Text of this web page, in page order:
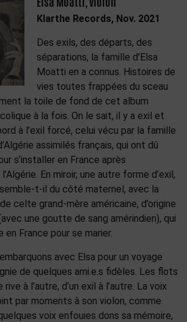
Klarthe Records, Nov. 2021
Des exils, des départs, des
séparations, la famille d’Elsa
Moatti en a connus. Histoires de
vies toutes frappées du sceau
la toile de fond de cet album
à la fois. On le sait, il y a exil et
à l’exil forcé, celui vécu par la famille
assimilés français, qui ont dû
s’installer en France après
En miroir, une autre forme d’exil,
t-il du côté maternel, avec la
celte grand-mère américaine, d’origine
une goutte de sang amérindien), qui
France pour se marier.
avec Elsa pour un voyage
de quelques ami.e.s fidèles. Les flots
à l’autre, d’un exil à l’autre. La voix
par moments à son violon, comme
voix enfouies dons sa mémoire,